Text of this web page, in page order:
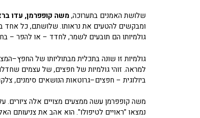
שלושת האמנים בתערוכה,משה קופפרמן, עדו
ומבקשים להטעים את נראותו. שלושתם, כל אחד
גולמיותו הם תובעים לשמר, לחדד – או להפר –
גולמיות זו שונה בתכלית מבתוליותו של
למראה. זוהי גולמיות של חפצים, של עצמים
ביולוגית – חפצים–גרוטאות הנושאים סימנים,
משה קופפרמן עשה ממצעים מצויים אלה ציורים.
נמצאו "ראויים לטיפולו". הוא אהב את צניעותם